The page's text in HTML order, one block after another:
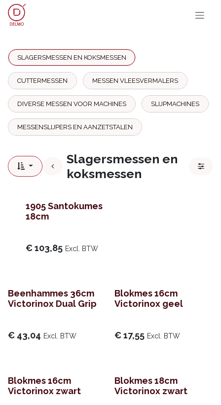
OVERSLAAN NAAR INHOUD
SLAGERSMESSEN EN KOKSMESSEN
CUTTERMESSEN MESSEN VLEESVERMALERS
DIVERSE MESSEN VOOR MACHINES SLIJPMACHINES
MESSENSLIJPERS EN AANZETSTALEN
Slagersmessen en
koksmessen
1905 Santokumes
18cm
€103,85 Excl. BTW
Beenhammes 36cm
Victorinox Dual Grip
€ 43,04 Excl. BTW
Blokmes 16cm
Victorinox geel
€17,55 Excl. BTW
Blokmes 16cm
Victorinox zwart
Blokmes 18cm
Victorinox zwart